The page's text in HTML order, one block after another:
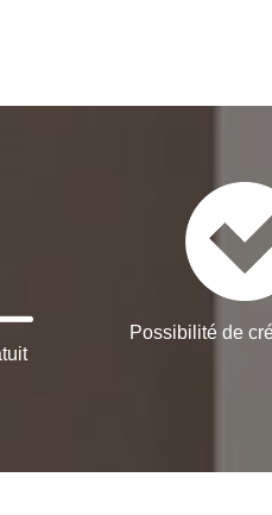
Possibilité de